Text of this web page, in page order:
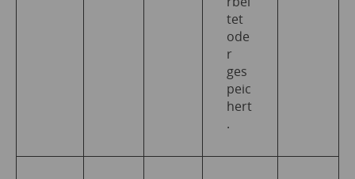
tet
ode
r
ges
peic
hert
.